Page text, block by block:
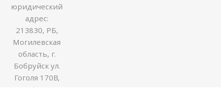
юридический
адрес:
213830, РБ,
Могилевская
область, г.
Бобруйск ул.
Гоголя 170В,
оф.54